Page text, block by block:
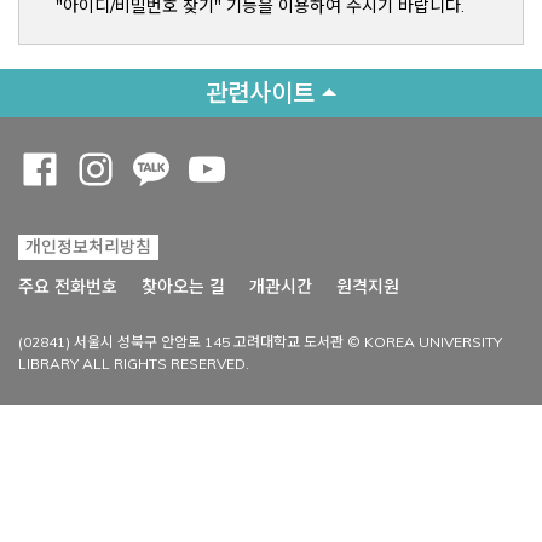
"아이디/비밀번호 찾기" 기능을 이용하여 주시기 바랍니다.
관련사이트
개인정보처리방침
주요 전화번호
찾아오는 길 개관시간 원격지원
(02841) 서울시 성북구 안암로 145 고려대학교 도서관 © KOREA UNIVERSITY
LIBRARY ALL RIGHTS RESERVED.
Opens a new window
Opens a new window
Opens a new window